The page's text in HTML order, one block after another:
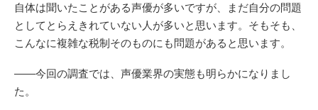
自体は聞いたことがある声優が多いですが、まだ自分の問題
としてとらえきれていない人が多いと思います。そもそも、
こんなに複雑な税制そのものにも問題があると思います。
――今回の調査では、声優業界の実態も明らかになりまし
た。